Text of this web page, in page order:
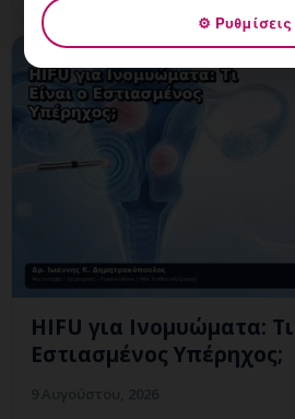
HIFU για Ινομυώματα:
Εστιασμένος Υπέρηχος;
⚙ Ρυθμίσεις